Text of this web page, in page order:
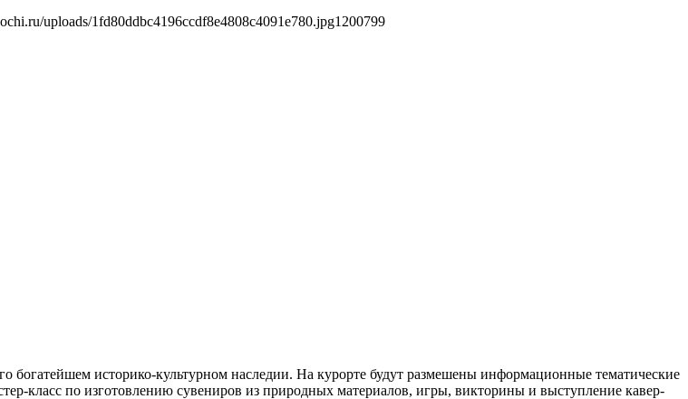
uploads/1fd80ddbc4196ccdf8e4808c4091e780.jpg1200799
историко-культурном наследии. На курорте будут размешены информационные тематические
класс по изготовлению сувениров из природных материалов, игры, викторины и выступление кавер-